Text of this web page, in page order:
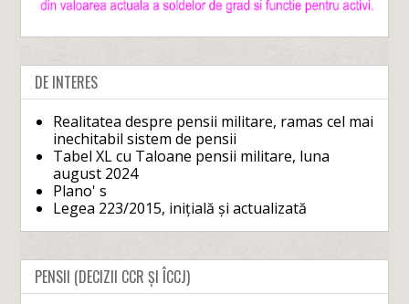
DE INTERES
Realitatea despre pensii militare, ramas cel mai
inechitabil sistem de pensii
Tabel XL cu Taloane pensii militare, luna
august 2024
Plano' s
Legea 223/2015, inițială și actualizată
PENSII (DECIZII CCR ȘI ÎCCJ)